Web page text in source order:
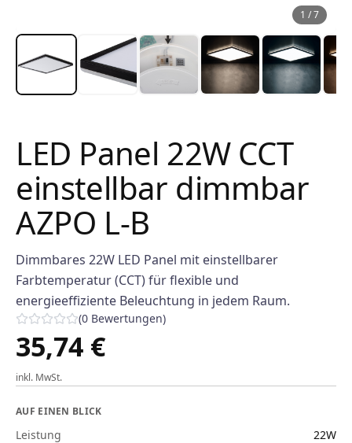
1 /7
LED Panel 22W CCT
einstellbar dimmbar
AZPO L-B
Dimmbares 22W LED Panel mit einstellbarer
Farbtemperatur (CCT) für flexible und
energieeffiziente Beleuchtung in jedem Raum.
(0 Bewertungen)
35,74 €
inkl. MwSt.
AUF EINEN BLICK
Leistung
22W